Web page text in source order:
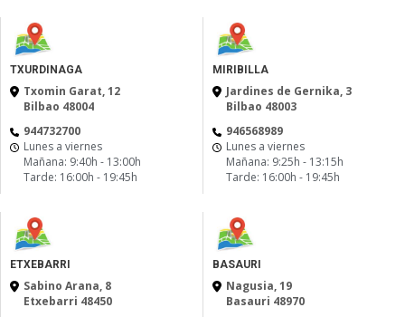
TXURDINAGA
Txomin Garat, 12
Bilbao 48004
944732700
Lunes a viernes
Mañana: 9:40h - 13:00h
Tarde: 16:00h - 19:45h
MIRIBILLA
Jardines de Gernika, 3
Bilbao 48003
946568989
Lunes a viernes
Mañana: 9:25h - 13:15h
Tarde: 16:00h - 19:45h
ETXEBARRI
Sabino Arana, 8
Etxebarri 48450
BASAURI
Nagusia, 19
Basauri 48970